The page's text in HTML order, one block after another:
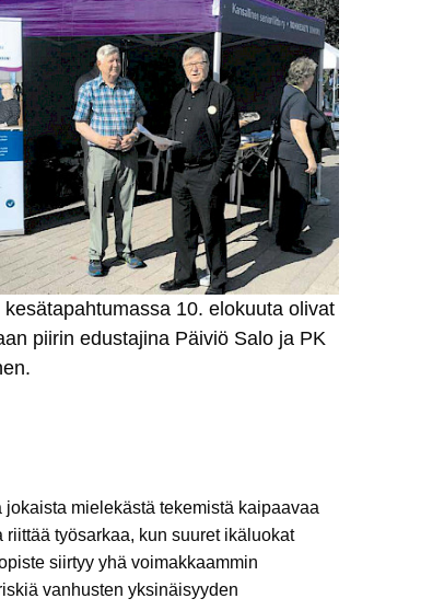
kesätapahtumassa 10. elokuuta olivat
piirin edustajina Päiviö Salo ja PK
jokaista mielekästä tekemistä kaipaavaa
työsarkaa, kun suuret ikäluokat
siirtyy yhä voimakkaammin
vanhusten yksinäisyyden